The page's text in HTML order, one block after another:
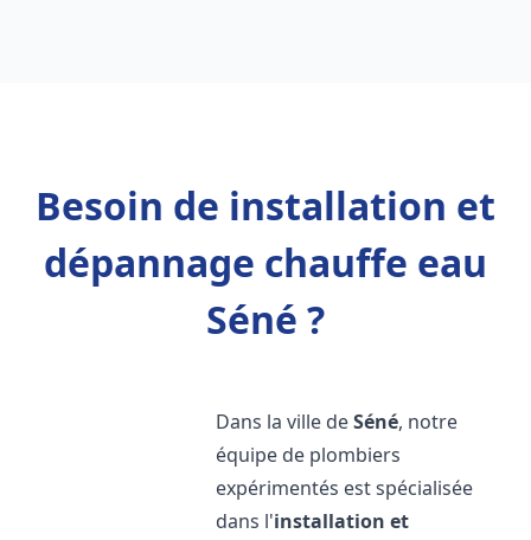
Besoin de installation et
dépannage chauffe eau
Séné ?
Dans la ville deSéné, notre
équipe de plombiers
expérimentés est spécialisée
dans l'installation et